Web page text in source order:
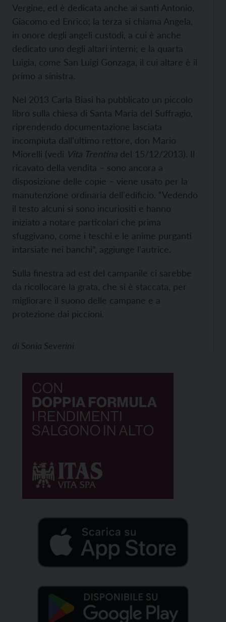
Vergine, ed è dedicata anche ai santi Antonio,
Giacomo ed Enrico; la terza si chiama Angela,
in onore degli angeli custodi, a cui è anche
dedicato uno degli altari interni; e la quarta
Luigia, come San Luigi Gonzaga, il cui altare è il
primo a sinistra.
Nel 2013 Carla Biasi ha pubblicato un piccolo
libro sulla chiesa di Santa Maria del Suffragio,
riprendendo documentazione lasciata
incompiuta dall'ultimo rettore, don Mario
Miorelli (vedi Vita Trentina del 15/12/2013). Il
ricavato della vendita – sono ancora a
disposizione delle copie – viene usato per la
manutenzione ordinaria dell'edificio. “Vedendo
il testo alcuni si sono incuriositi e hanno
iniziato a notare particolari che prima
sfuggivano, come i teschi e le anime purganti
intarsiate nei banchi”, aggiunge l'autrice.
Sulla finestra ad est del campanile ci sarebbe
da ricollocare la grata, che si è staccata, per
migliorare il suono delle campane e a
protezione dai piccioni.
di Sonia Severini